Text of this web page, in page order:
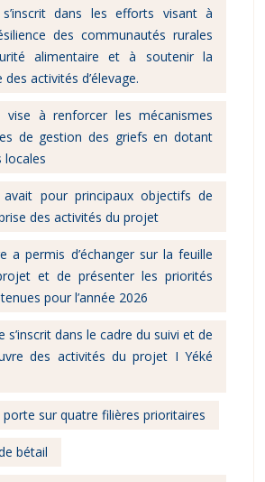
dans les efforts visant à
des communautés rurales
alimentaire et à soutenir la
activités d’élevage.
vise à renforcer les mécanismes
de gestion des griefs en dotant
locales
pour principaux objectifs de
des activités du projet
a permis d’échanger sur la feuille
et de présenter les priorités
pour l’année 2026
s’inscrit dans le cadre du suivi et de
des activités du projet I Yéké
sur quatre filières prioritaires
bétail